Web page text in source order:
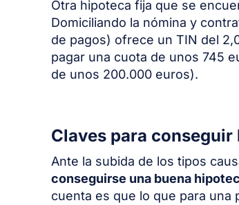
Otra hipoteca fija que se
Domiciliando la nómina y
de pagos) ofrece un TIN del
pagar una cuota de unos 745
de unos 200.000 euros).
Claves para
Ante la subida de los tipos
conseguirse una buena
cuenta es que lo que para